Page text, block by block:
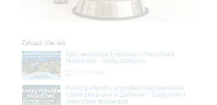
Zobacz również
Ryby akwariowe Legionowo i Nowy Dwór
Mazowiecki – Sklep ZooNemo
Stwórz podwodne arcydzieło: Najpiękniejsze
rośliny akwariowe w ZooNemo – Legionowo i
Nowy Dwór Mazowiecki